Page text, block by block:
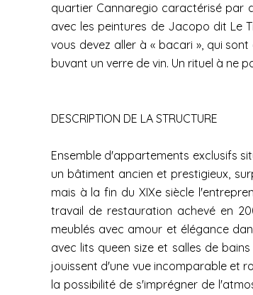
quartier Cannaregio caractérisé par
avec les peintures de Jacopo dit Le
vous devez aller à « bacari », qui
buvant un verre de vin. Un rituel à ne
DESCRIPTION DE LA STRUCTURE
Ensemble d'appartements exclusifs
un bâtiment ancien et prestigieux,
mais à la fin du XIXe siècle
travail de restauration achevé en
meublés avec amour et élégance
avec lits queen size et salles de
jouissent d'une vue incomparable et
la possibilité de s'imprégner de